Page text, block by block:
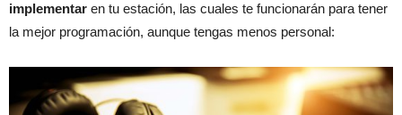
implementar en tu estación, las cuales te funcionarán para tener
la mejor programación, aunque tengas menos personal: